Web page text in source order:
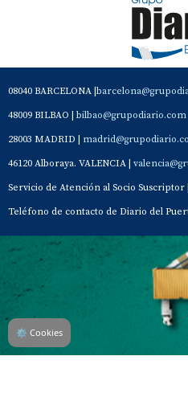
08040 BARCELONA |
48009 BILBAO | bilbao@grupodiario.com
28003 MADRID |
46120 Alboraya. VALENCIA |
Servicio de Atención al Socio Suscriptor |
Teléfono de contacto de Diario del
Contacto Aviso Legal Quiénes
⚙ Cookies